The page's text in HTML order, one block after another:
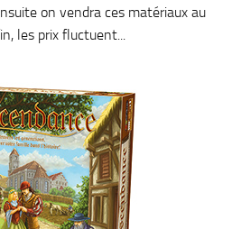
on vendra ces matériaux au
les prix fluctuent...